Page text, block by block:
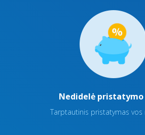
Nedidelė
Tarptautinis pristatymas vos